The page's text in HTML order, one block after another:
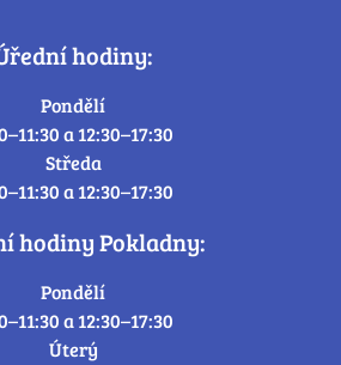
hodiny:
Pondělí
a 12:30–17:30
Středa
a 12:30–17:30
hodiny Pokladny:
Pondělí
a 12:30–17:30
Úterý